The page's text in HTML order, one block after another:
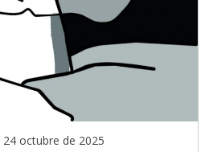
octubre de 2025